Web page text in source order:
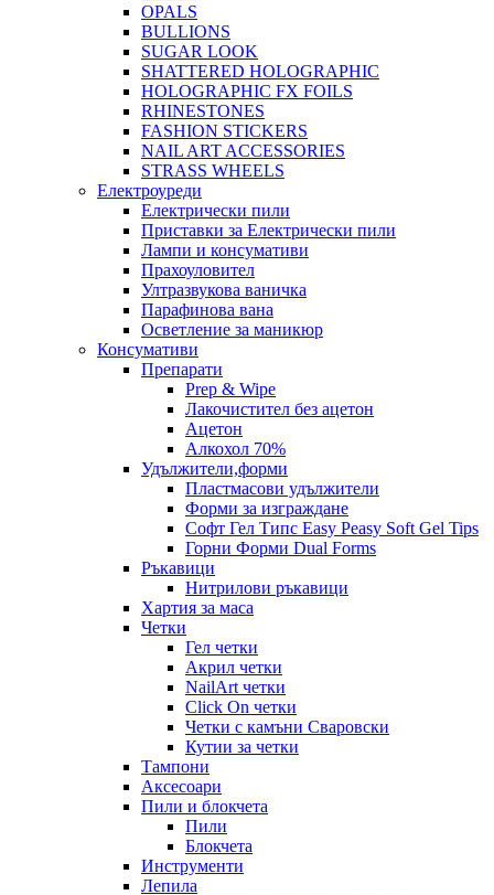
OPALS
BULLIONS
SUGAR LOOK
SHATTERED HOLOGRAPHIC
HOLOGRAPHIC FX FOILS
RHINESTONES
FASHION STICKERS
NAIL ART ACCESSORIES
STRASS WHEELS
Електроуреди
Електрически пили
Приставки за Електрически пили
Лампи и консумативи
Прахоуловител
Ултразвукова ваничка
Парафинова вана
Осветление за маникюр
Консумативи
Препарати
Prep & Wipe
Лакочистител без ацетон
Ацетон
Алкохол 70%
Удължители,форми
Пластмасови удължители
Форми за изграждане
Софт Гел Типс Easy Peasy Soft Gel Tips
Горни Форми Dual Forms
Ръкавици
Нитрилови ръкавици
Хартия за маса
Четки
Гел четки
Акрил четки
NailArt четки
Click On четки
Четки с камъни Сваровски
Кутии за четки
Тампони
Аксесоари
Пили и блокчета
Пили
Блокчета
Инструменти
Лепила